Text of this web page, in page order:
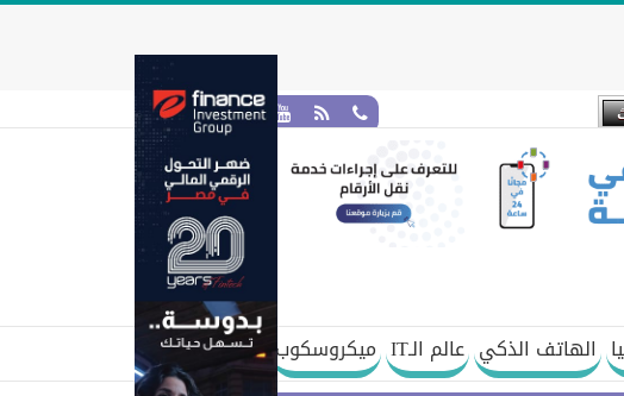
الهاتف الذكي عالم الـIT
ميكروسكوب